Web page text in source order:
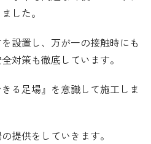
した。
設置し、万が一の接触時にも
対策も徹底しています。
る足場』を意識して施工しま
提供をしていきます。